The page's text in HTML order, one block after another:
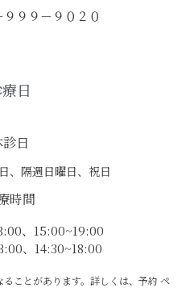
９９－９０２０
日
日
、隔週日曜日、祝日
時間
、15:00~19:00
、14:30~18:00
ことがあります。詳しくは、予約 ペ